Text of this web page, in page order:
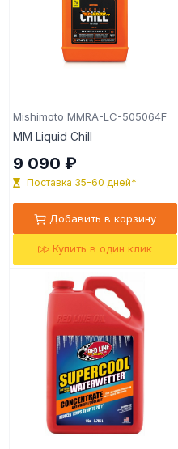
Mishimoto MMRA-LC-505064F
MM Liquid Chill
9 090 ₽
Поставка 35-60 дней*
Добавить в корзину
Купить в один клик